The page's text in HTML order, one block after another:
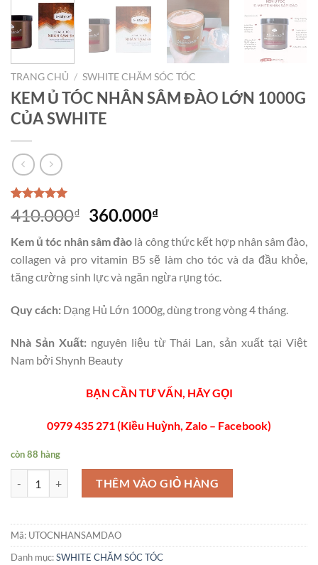
TRANG CHỦ / SWHITE CHĂM SÓC TÓC
KEM Ủ TÓC NHÂN SÂM ĐÀO LỚN 1000G
CỦA SWHITE
5.00 trên 5
dựa trên
4
410.000₫ 360.000₫
Kem ủ tóc nhân sâm đào là công thức kết hợp nhân sâm đào,
collagen và pro vitamin B5 sẽ làm cho tóc và da đầu khỏe,
tăng cường sinh lực và ngăn ngừa rụng tóc.
Quy cách: Dạng Hủ Lớn 1000g, dùng trong vòng 4 tháng.
Nhà Sản Xuất:nguyên liệu từ Thái Lan, sản xuất tại Việt
Nam bởi Shynh Beauty
BẠN CẦN TƯ VẤN, HÃY GỌI
0979 435 271 (Kiều Huỳnh, Zalo – Facebook)
còn 88 hàng
KEM Ủ TÓC NHÂN SÂM ĐÀO LỚN 1000G CỦA SWHITE số lượng
THÊM VÀO GIỎ HÀNG
Mã: UTOCNHANSAMDAO
Danh mục:SWHITE CHĂM SÓC TÓC